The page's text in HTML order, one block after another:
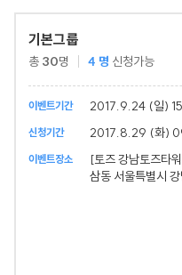
기본그룹
총 30명 4 명 신청가능
이벤트기간 2017.9.24 (일)
신청기간 2017.8.29 (화)
이벤트장소
[토즈 강남토즈타
삼동 서울특별시